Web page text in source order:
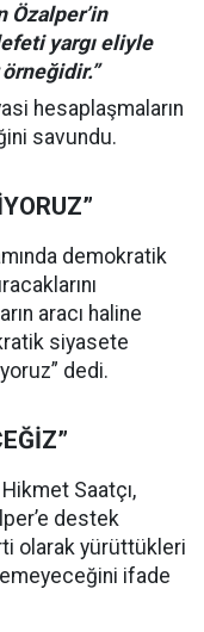
Özalper’in
yargı eliyle
hesaplaşmaların
savundu.
demokratik
aracı haline
siyasete
dedi.
Saatçı,
destek
olarak yürüttükleri
ifade